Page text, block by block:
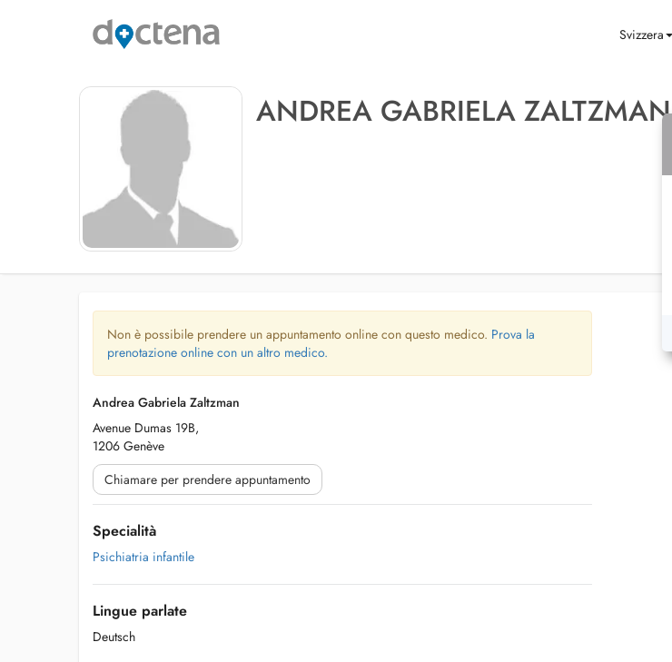
Svizzera
ANDREA GABRIELA ZALTZMAN
Non è possibile prendere un appuntamento online con questo medico. Prova la
prenotazione online con un altro medico.
Andrea Gabriela Zaltzman
Avenue Dumas 19B,
1206 Genève
Chiamare per prendere appuntamento
Specialità
Psichiatria infantile
Lingue parlate
Deutsch